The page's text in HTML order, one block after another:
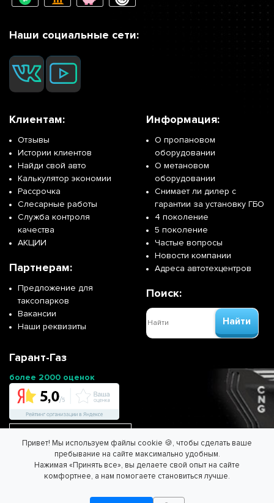
Привет! Мы используем файлы cookie 🍪, чтобы сделать ваше
пребывание на сайте максимально удобным.
Нажимая «Принять все», вы делаете свой опыт на сайте
комфортнее, а нам помогаете становиться лучше.
Наши социальные сети:
Клиентам:
Отзывы
Истории клиентов
Найди свой авто
Калькулятор экономии
Рассрочка
Слесарные работы
Служба контроля
качества
АКЦИИ
Партнерам:
Предложение для
таксопарков
Вакансии
Наши реквизиты
Информация:
О пропановом
оборудовании
О метановом
оборудовании
Снимает ли дилер с
гарантии за установку ГБО
4 поколение
5 поколение
Частые вопросы
Новости компании
Адреса автотехцентров
Поиск:
Найти
Гарант-Газ
более 2000 оценок
ООО "ГАРАНТ-ГАЗ" - Спасем планету вместе!
Согласие на обработку персональных данных/